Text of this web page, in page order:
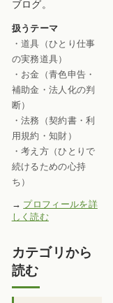
ブログ。
扱うテーマ
・道具（ひとり仕事
の実務道具）
・お金（青色申告・
補助金・法人化の判
断）
・法務（契約書・利
用規約・知財）
・考え方（ひとりで
続けるための心持
ち）
→ プロフィールを詳
しく読む
カテゴリから
読む